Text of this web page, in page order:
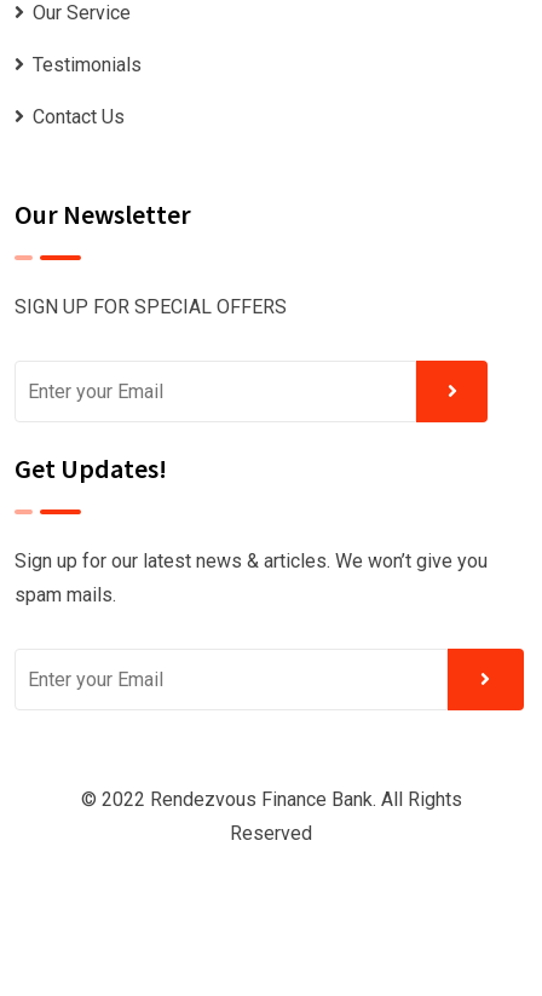
Our Service
Testimonials
Contact Us
Our Newsletter
SIGN UP FOR SPECIAL OFFERS
Get Updates!
Sign up for our latest news & articles. We won’t give you
spam mails.
© 2022 Rendezvous Finance Bank. All Rights
Reserved